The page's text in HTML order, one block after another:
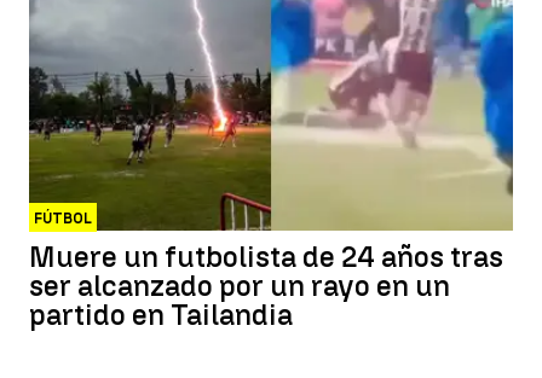
FÚTBOL
Muere un futbolista de 24 años tras
ser alcanzado por un rayo en un
partido en Tailandia